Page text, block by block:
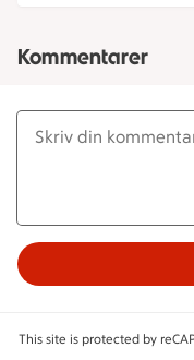
Kommentarer
This site is protected by